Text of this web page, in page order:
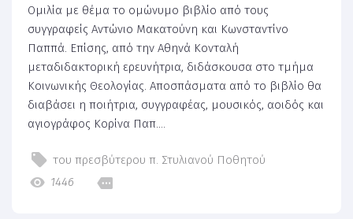
Ομιλία με θέμα το ομώνυμο βιβλίο από τους
συγγραφείς Αντώνιο Μακατούνη και Κωνσταντίνο
Παππά. Επίσης, από την Αθηνά Κονταλή
μεταδιδακτορική ερευνήτρια, διδάσκουσα στο τμήμα
Κοινωνικής Θεολογίας. Αποσπάσματα από το βιβλίο θα
διαβάσει η ποιήτρια, συγγραφέας, μουσικός, αοιδός και
αγιογράφος Κορίνα Παπ....
του πρεσβύτερου π. Στυλιανού Ποθητού
1446